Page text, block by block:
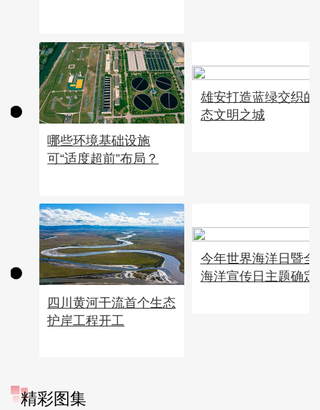
哪些环境基础设施
可“适度超前”布局？
雄安打造蓝绿交织的
态文明之城
四川黄河干流首个生态
护岸工程开工
今年世界海洋日暨全
海洋宣传日主题确定
精彩图集